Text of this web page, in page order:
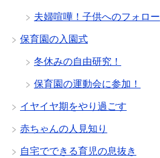
夫婦喧嘩！子供へのフォロー
保育園の入園式
冬休みの自由研究！
保育園の運動会に参加！
イヤイヤ期をやり過ごす
赤ちゃんの人見知り
自宅でできる育児の息抜き